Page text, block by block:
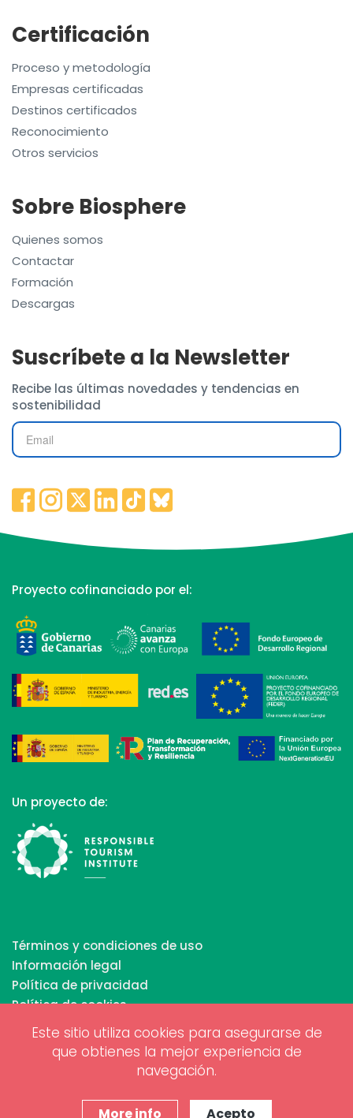
Este sitio utiliza cookies para asegurarse de
que obtienes la mejor experiencia de
navegación.
More info Acepto
Certificación
Proceso y metodología
Empresas certificadas
Destinos certificados
Reconocimiento
Otros servicios
Sobre Biosphere
Quienes somos
Contactar
Formación
Descargas
Suscríbete a la Newsletter
Recibe las últimas novedades y tendencias en
sostenibilidad
Proyecto cofinanciado por el:
Un proyecto de:
Términos y condiciones de uso
Información legal
Política de privacidad
Política de cookies
Copyrights © 2026 All Rights Reserved by Biosphere
Responsible Tourism Inc.
www.projectesainternet.com